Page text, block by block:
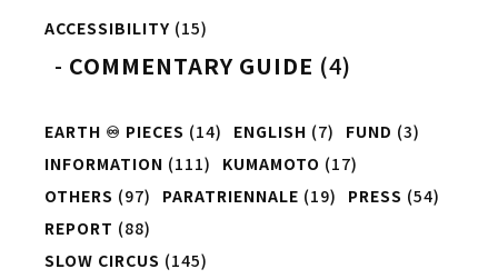
ACCESSIBILITY (15)
COMMENTARY GUIDE (4)
EARTH ♾️ PIECES (14) ENGLISH (7) FUND (3)
INFORMATION (111) KUMAMOTO (17)
OTHERS (97) PARATRIENNALE (19) PRESS (54)
REPORT (88)
SLOW CIRCUS (145)